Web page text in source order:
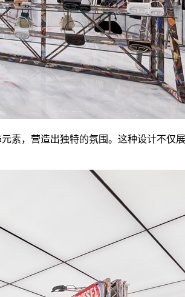
素，营造出独特的氛围。这种设计不仅